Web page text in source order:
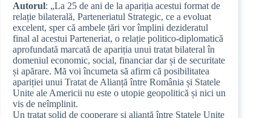
Autorul: „La 25 de ani de la apariția acestui format de
relație bilaterală, Parteneriatul Strategic, ce a evoluat
excelent, sper că ambele țări vor împlini dezideratul
final al acestui Parteneriat, o relație politico-diplomatică
aprofundată marcată de apariția unui tratat bilateral în
domeniul economic, social, financiar dar și de securitate
și apărare. Mă voi încumeta să afirm că posibilitatea
apariției unui Tratat de Alianță între România și Statele
Unite ale Americii nu este o utopie geopolitică și nici un
vis de neîmplinit.
Un tratat solid de cooperare și alianță între Statele Unite